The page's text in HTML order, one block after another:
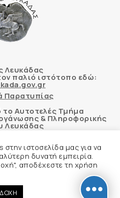
Λευκάδας
παλιό ιστότοπο εδώ:
Παρατυπίας
το Αυτοτελές Τμήμα
& Πληροφορικής
Λευκάδας
προσβασιμότητας
το πρότυπο WCAG 2.1
ιστοσελίδα μας για να
δυνατή εμπειρία.
αποδέχεστε τη χρήση